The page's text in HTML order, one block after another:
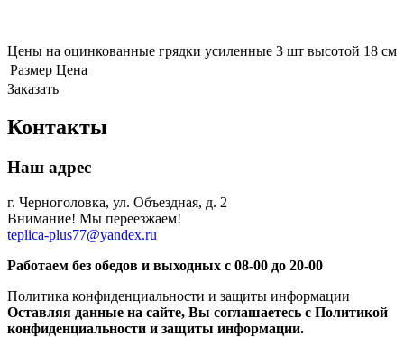
Цены на оцинкованные грядки усиленные 3 шт высотой 18 см
Размер Цена
Заказать
Контакты
Наш адрес
г. Черноголовка, ул. Объездная, д. 2
Внимание! Мы переезжаем!
teplica-plus77@yandex.ru
Работаем без обедов и выходных с 08-00 до 20-00
Политика конфиденциальности и защиты информации
Оставляя данные на сайте, Вы соглашаетесь с Политикой
конфиденциальности и защиты информации.